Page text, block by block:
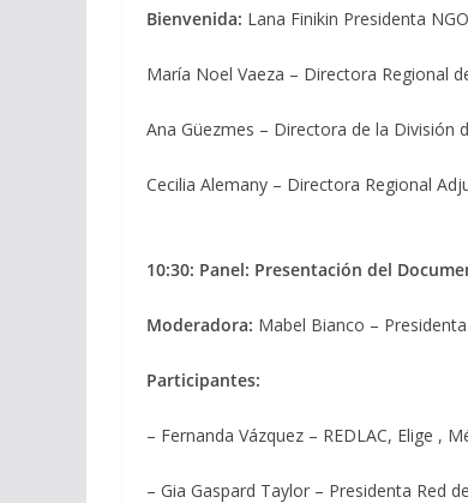
Bienvenida: Lana Finikin Presidenta
María Noel Vaeza – Directora Regional
Ana Güezmes – Directora de la División
Cecilia Alemany – Directora Regional
10:30: Panel: Presentación del
Moderadora: Mabel Bianco – Presidenta
Participantes:
– Fernanda Vázquez – REDLAC, Elige ,
– Gia Gaspard Taylor – Presidenta Red